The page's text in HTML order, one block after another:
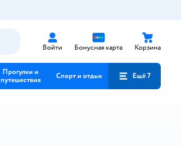
Войти Бонусная карта Корзина
Прогулки и
путешествия
Спорт и отдых Ещё 7